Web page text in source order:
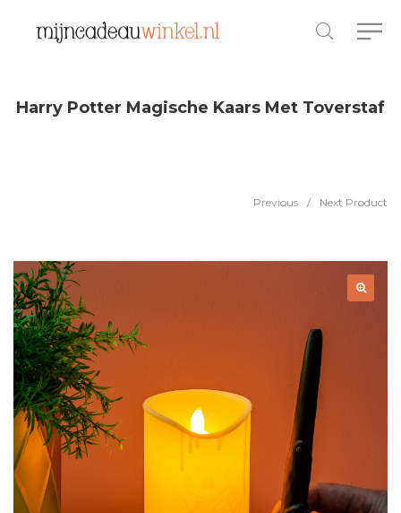
Harry Potter Magische Kaars Met Toverstaf
Previous / Next Product